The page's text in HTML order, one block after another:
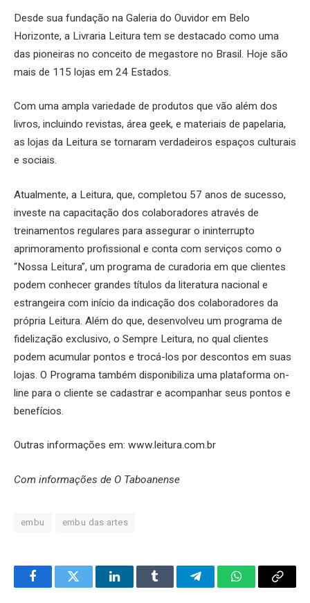
Desde sua fundação na Galeria do Ouvidor em Belo
Horizonte, a Livraria Leitura tem se destacado como uma
das pioneiras no conceito de megastore no Brasil. Hoje são
mais de 115 lojas em 24 Estados.
Com uma ampla variedade de produtos que vão além dos
livros, incluindo revistas, área geek, e materiais de papelaria,
as lojas da Leitura se tornaram verdadeiros espaços culturais
e sociais.
Atualmente, a Leitura, que, completou 57 anos de sucesso,
investe na capacitação dos colaboradores através de
treinamentos regulares para assegurar o ininterrupto
aprimoramento profissional e conta com serviços como o
“Nossa Leitura”, um programa de curadoria em que clientes
podem conhecer grandes títulos da literatura nacional e
estrangeira com início da indicação dos colaboradores da
própria Leitura. Além do que, desenvolveu um programa de
fidelização exclusivo, o Sempre Leitura, no qual clientes
podem acumular pontos e trocá-los por descontos em suas
lojas. O Programa também disponibiliza uma plataforma on-
line para o cliente se cadastrar e acompanhar seus pontos e
benefícios.
Outras informações em: www.leitura.com.br
Com informações de O Taboanense
embu embu das artes
FacebookTwitter LinkedInTumblr TelegramWhatsApp
Copy